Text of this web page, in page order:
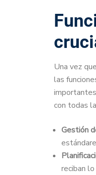
Una vez
las
con todas
Gestión
reciban